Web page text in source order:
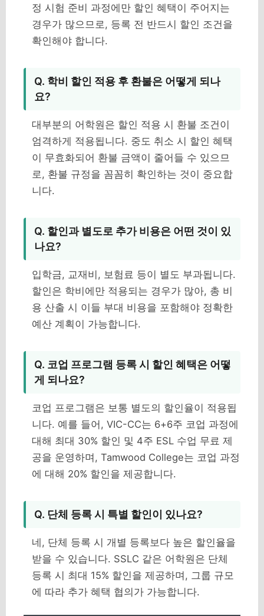
정 시험 준비 과정에만 할인 혜택이 주어지는
경우가 많으므로, 등록 전 반드시 할인 조건을
확인해야 합니다.
Q. 학비 할인 적용 후 환불은 어떻게 되나
요?
대부분의 어학원은 할인 적용 시 환불 조건이
엄격하게 적용됩니다. 중도 취소 시 할인 혜택
이 무효화되어 환불 금액이 줄어들 수 있으므
로, 환불 규정을 꼼꼼히 확인하는 것이 중요합
니다.
Q. 할인과 별도로 추가 비용은 어떤 것이 있
나요?
입학금, 교재비, 보험료 등이 별도 부과됩니다.
할인은 학비에만 적용되는 경우가 많아, 총 비
용 산출 시 이들 부대 비용을 포함해야 정확한
예산 계획이 가능합니다.
Q. 코업 프로그램 등록 시 할인 혜택은 어떻
게 되나요?
코업 프로그램은 보통 별도의 할인율이 적용됩
니다. 예를 들어, VIC-CC는 6+6주 코업 과정에
대해 최대 30% 할인 및 4주 ESL 수업 무료 제
공을 운영하며, Tamwood College는 코업 과정
에 대해 20% 할인을 제공합니다.
Q. 단체 등록 시 특별 할인이 있나요?
네, 단체 등록 시 개별 등록보다 높은 할인율을
받을 수 있습니다. SSLC 같은 어학원은 단체
등록 시 최대 15% 할인을 제공하며, 그룹 규모
에 따라 추가 혜택 협의가 가능합니다.